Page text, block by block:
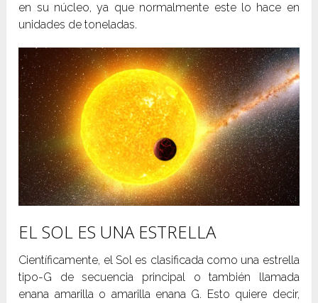
en su núcleo, ya que normalmente este lo hace en
unidades de toneladas.
EL SOL ES UNA ESTRELLA
Científicamente, el Sol es clasificada como una estrella
tipo-G de secuencia principal o también llamada
enana amarilla o amarilla enana G. Esto quiere decir,